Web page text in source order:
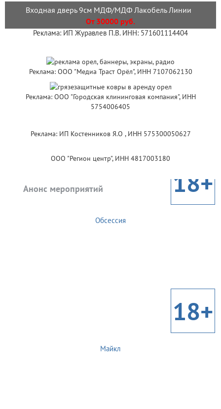
Входная дверь 9см МДФ/МДФ Лакобель Линии
От 30000 руб.
Реклама: ИП Журавлев П.В. ИНН: 571601114404
Реклама: ООО "Медиа Траст Орёл", ИНН 7107062130
Реклама: ООО "Городская клининговая компания", ИНН
5754006405
Реклама: ИП Костенников Я.О , ИНН 575300050627
ООО "Регион центр", ИНН 4817003180
Анонс мероприятий 18+
Обсессия
18+
Майкл